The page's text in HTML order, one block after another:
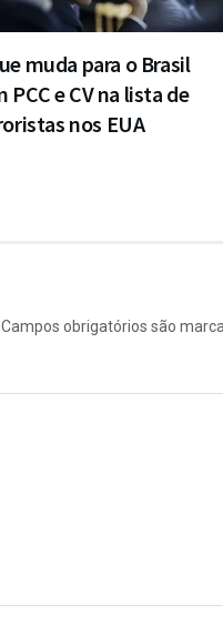
muda para o Brasil
PCC e CV na lista de
nos EUA
Campos obrigatórios são